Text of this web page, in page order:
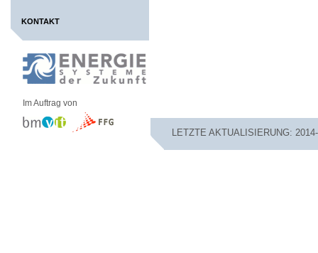
KONTAKT
Im Auftrag von
LETZTE AKTUALISIERUNG: